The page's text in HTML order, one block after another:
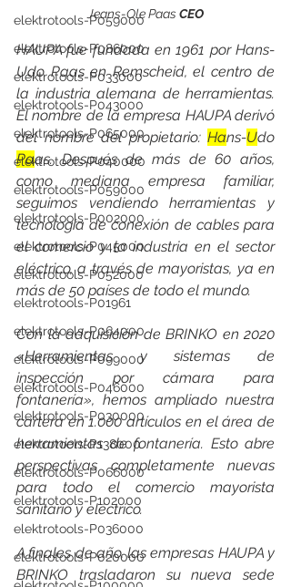
elektrotools-P059000
elektrotools-P086000
elektrotools-P033000
elektrotools-P043000
elektrotools-P065000
elektrotools-P040000
elektrotools-P059000
elektrotools-P002000
elektrotools-P045000
elektrotools-P052000
elektrotools-P01961
elektrotools-P064000
elektrotools-P099000
elektrotools-P046000
elektrotools-P030000
elektrotools-P138000
elektrotools-P066000
elektrotools-P102000
elektrotools-P036000
elektrotools-P020000
Jeans-Ole Paas CEO
HAUPA fue fundada en 1961 por Hans-
Udo Paas en Remscheid, el centro de
la industria alemana de herramientas.
El nombre de la empresa HAUPA derivó
del nombre del propietario: Hans-U
Paas. Después de más de 60 años,
como mediana empresa familiar,
seguimos vendiendo herramientas y
tecnología de conexión de cables para
el comercio y la industria en el sector
eléctrico, a través de mayoristas, ya en
más de 50 países de todo el mundo.
Con la adquisición de BRINKO en 2020
«Herramientas y sistemas de
inspección por cámara para
fontanería», hemos ampliado nuestra
cartera en 1.000 artículos en el área de
herramientas de fontanería. Esto abre
perspectivas completamente nuevas
para todo el comercio mayorista
sanitario y eléctrico.
A finales de año, las empresas HAUPA y
BRINKO trasladaron su nueva sede